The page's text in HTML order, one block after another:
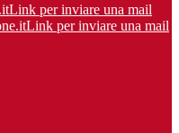
Link per inviare una mail
Link per inviare una mail